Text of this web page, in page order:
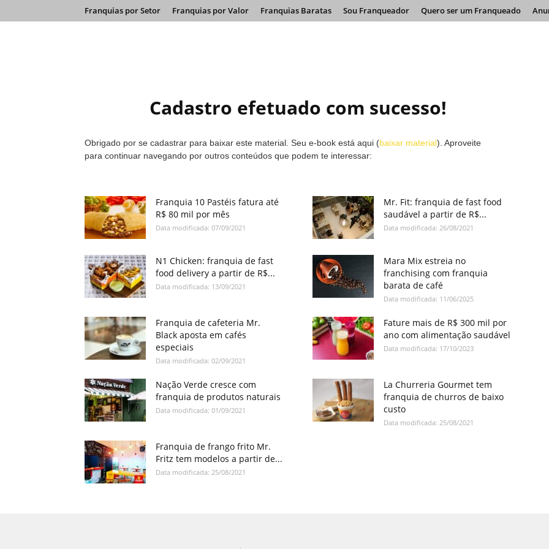
Franquias por Setor Franquias por Valor Franquias Baratas Sou Franqueador Quero ser um Franqueado
Cadastro efetuado com sucesso!
Obrigado por se cadastrar para baixar este material. Seu e-book está aqui (baixar material). Aproveite
para continuar navegando por outros conteúdos que podem te interessar:
Franquia 10 Pastéis fatura até
R$ 80 mil por mês
Data modificada: 07/09/2021
Mr. Fit: franquia de fast food
saudável a partir de R$...
Data modificada: 26/08/2021
N1 Chicken: franquia de fast
food delivery a partir de R$...
Data modificada: 13/09/2021
Mara Mix estreia no
franchising com franquia
barata de café
Data modificada: 11/06/2025
Franquia de cafeteria Mr.
Black aposta em cafés
especiais
Data modificada: 02/09/2021
Fature mais de R$ 300 mil por
ano com alimentação saudável
Data modificada: 17/10/2023
Nação Verde cresce com
franquia de produtos naturais
Data modificada: 01/09/2021
La Churreria Gourmet tem
franquia de churros de baixo
custo
Data modificada: 25/08/2021
Franquia de frango frito Mr.
Fritz tem modelos a partir de...
Data modificada: 25/08/2021